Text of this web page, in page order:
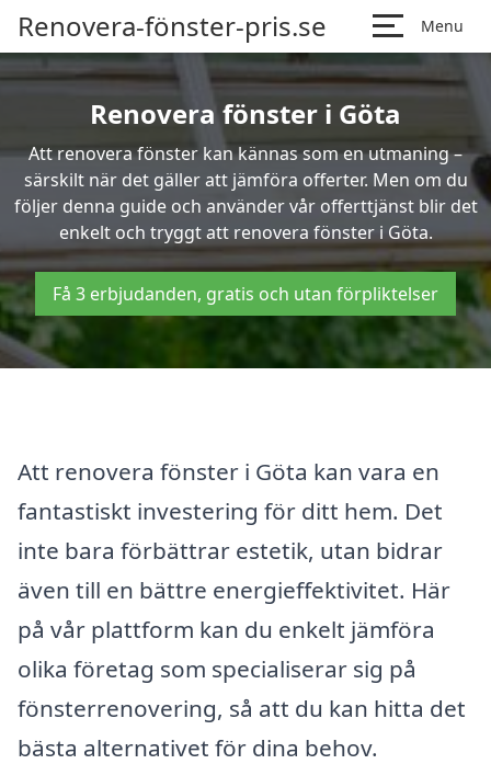
Renovera-fönster-pris.se Menu
Renovera fönster i Göta
Att renovera fönster kan kännas som en utmaning –
särskilt när det gäller att jämföra offerter. Men om du
följer denna guide och använder vår offerttjänst blir det
enkelt och tryggt att renovera fönster i Göta.
Få 3 erbjudanden, gratis och utan förpliktelser
Att renovera fönster i Göta kan vara en
fantastiskt investering för ditt hem. Det
inte bara förbättrar estetik, utan bidrar
även till en bättre energieffektivitet. Här
på vår plattform kan du enkelt jämföra
olika företag som specialiserar sig på
fönsterrenovering, så att du kan hitta det
bästa alternativet för dina behov.